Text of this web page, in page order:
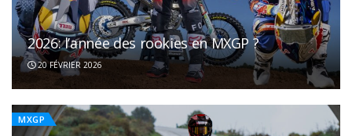
2026: l’année des rookies en MXGP ?
20 FÉVRIER 2026
MXGP